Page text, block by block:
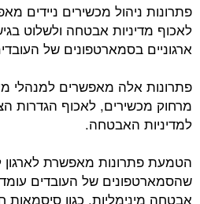
פתרונות ניהול מכשירים ניידים
לאכוף מדיניות אבטחה ולשלוט
ארגוניים בסמארטפונים של
פתרונות אלה מאפשרים למנהלי
מרחוק מכשירים, לאכוף הגדרות
למדיניות האבטחה.
הטמעת פתרונות מאפשרת לארגון
שהסמארטפונים של העובדים
אבטחה מינימליות, כגון סיסמאות